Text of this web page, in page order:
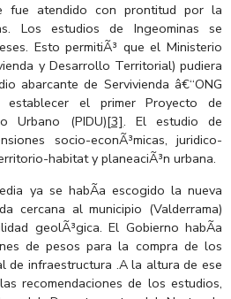
fue atendido con prontitud por la
Los estudios de Ingeominas se
Esto permitiÃ³ que el Ministerio
y Desarrollo Territorial) pudiera
abarcante de Servivienda â€“ONG
el primer Proyecto de
Urbano (PIDU)[3]. El estudio de
socio-econÃ³micas, juridico-
habitat y planeaciÃ³n urbana.
ya se habÃ­a escogido la nueva
cercana al municipio (Valderrama)
geolÃ³gica. El Gobierno habÃ­a
de pesos para la compra de los
de infraestructura .A la altura de ese
recomendaciones de los estudios,